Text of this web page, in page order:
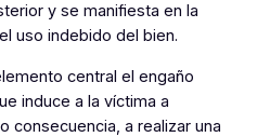
y se manifiesta en la
uso indebido del bien.
central el engaño
induce a la víctima a
consecuencia, a realizar una